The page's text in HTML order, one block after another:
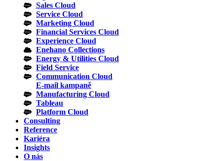
Sales Cloud
Service Cloud
Marketing Cloud
Financial Services Cloud
Experience Cloud
Enehano Collections
Energy & Utilities Cloud
Field Service
Communication Cloud
E-mail kampaně
Manufacturing Cloud
Tableau
Platform Cloud
Consulting
Reference
Kariéra
Insights
O nás